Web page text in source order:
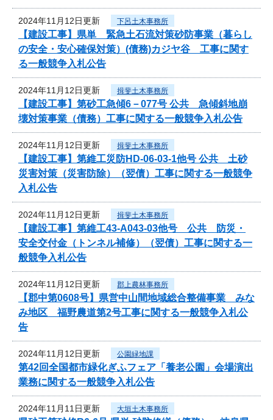
2024年11月12日更新 下呂土木事務所
【建設工事】県単 緊急土石流対策砂防事業（暮らし
の安全・安心確保対策）(債務)カジヤ谷 工事に関す
る一般競争入札公告
2024年11月12日更新 揖斐土木事務所
【建設工事】第砂工急傾6－077号 公共 急傾斜地崩
壊対策事業（債務）工事に関する一般競争入札公告
2024年11月12日更新 揖斐土木事務所
【建設工事】第維工災防HD-06-03-1他号 公共 土砂
災害対策（災害防除）（翌債）工事に関する一般競争
入札公告
2024年11月12日更新 揖斐土木事務所
【建設工事】第維工43-A043-03他号 公共 防災・
安全交付金（トンネル補修）（翌債）工事に関する一
般競争入札公告
2024年11月12日更新 郡上農林事務所
【郡中第0608号】県営中山間地域総合整備事業 みな
み地区 福野農道第2号工事に関する一般競争入札公
告
2024年11月12日更新 公園緑地課
第42回全国都市緑化ぎふフェア「養老公園」会場演出
業務に関する一般競争入札公告
2024年11月11日更新 大垣土木事務所